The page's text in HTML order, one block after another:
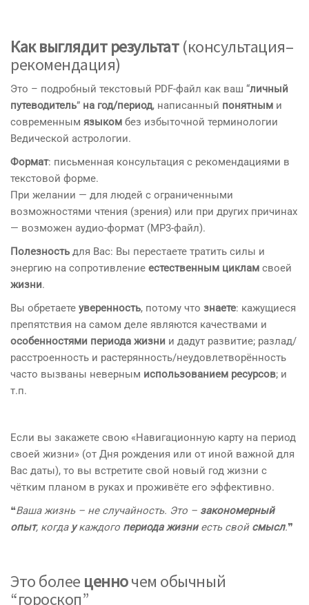
Как выглядит результат (консультация–
рекомендация)
Это – подробный текстовый PDF-файл как ваш “личный
путеводитель” на год/период, написанный понятным и
современным языком без избыточной терминологии
Ведической астрологии.
Формат: письменная консультация с рекомендациями в
текстовой форме.
При желании — для людей с ограниченными
возможностями чтения (зрения) или при других причинах
— возможен аудио-формат (MP3-файл).
Полезность для Вас: Вы перестаете тратить силы и
энергию на сопротивление естественным циклам своей
жизни.
Вы обретаете уверенность, потому что знаете: кажущиеся
препятствия на самом деле являются качествами и
особенностями периода жизни и дадут развитие; разлад/
расстроенность и растерянность/неудовлетворённость
часто вызваны неверным использованием ресурсов; и
т.п.
Если вы закажете свою «Навигационную карту на период
своей жизни» (от Дня рождения или от иной важной для
Вас даты), то вы встретите свой новый год жизни с
чётким планом в руках и проживёте его эффективно.
❝Ваша жизнь – не случайность. Это – закономерный
опыт, когда укаждого периода жизниесть свой смысл.❞
Это более ценночем обычный
“гороскоп”